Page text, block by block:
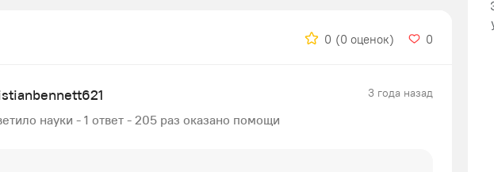
0 (0 оценок) 0
3 года назад
науки - 1 ответ - 205 раз оказано помощи